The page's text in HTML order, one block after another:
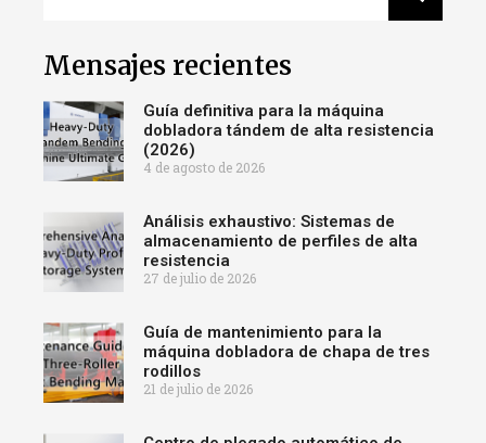
Mensajes recientes
Guía definitiva para la máquina
dobladora tándem de alta resistencia
(2026)
4 de agosto de 2026
Análisis exhaustivo: Sistemas de
almacenamiento de perfiles de alta
resistencia
27 de julio de 2026
Guía de mantenimiento para la
máquina dobladora de chapa de tres
rodillos
21 de julio de 2026